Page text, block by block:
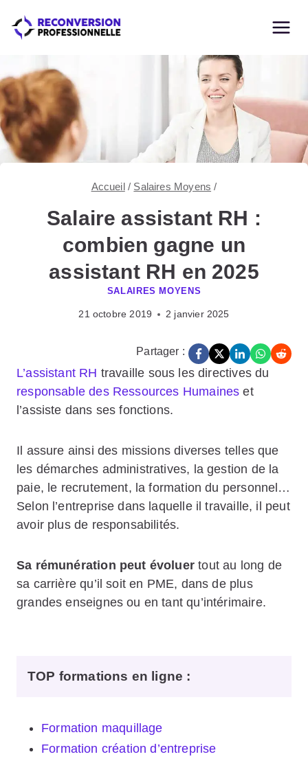
Accueil / Salaires Moyens /
Salaire assistant RH :
combien gagne un
assistant RH en 2025
SALAIRES MOYENS
21 octobre 2019 2 janvier 2025
Partager :
L’assistant RH travaille sous les directives du
responsable des Ressources Humaines et
l’assiste dans ses fonctions.
Il assure ainsi des missions diverses telles que
les démarches administratives, la gestion de la
paie, le recrutement, la formation du personnel…
Selon l’entreprise dans laquelle il travaille, il peut
avoir plus de responsabilités.
Sa rémunération peut évoluer tout au long de
sa carrière qu’il soit en PME, dans de plus
grandes enseignes ou en tant qu’intérimaire.
TOP formations en ligne :
Formation maquillage
Formation création d’entreprise